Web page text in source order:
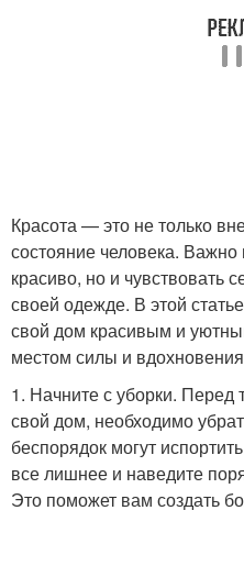
Красота — это не только
состояние человека. Важно
красиво, но и чувствовать
своей одежде. В этой
свой дом красивым и
местом силы и
1. Начните с уборки. Перед
свой дом, необходимо
беспорядок могут
все лишнее и наведите
Это поможет вам создать